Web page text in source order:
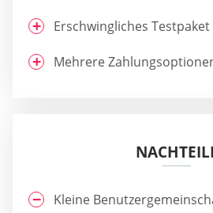
Erschwingliches
Mehrere
Kleine